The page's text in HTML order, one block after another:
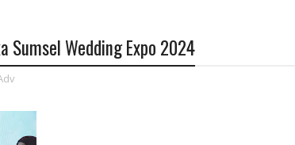
Sumsel Wedding Expo 2024